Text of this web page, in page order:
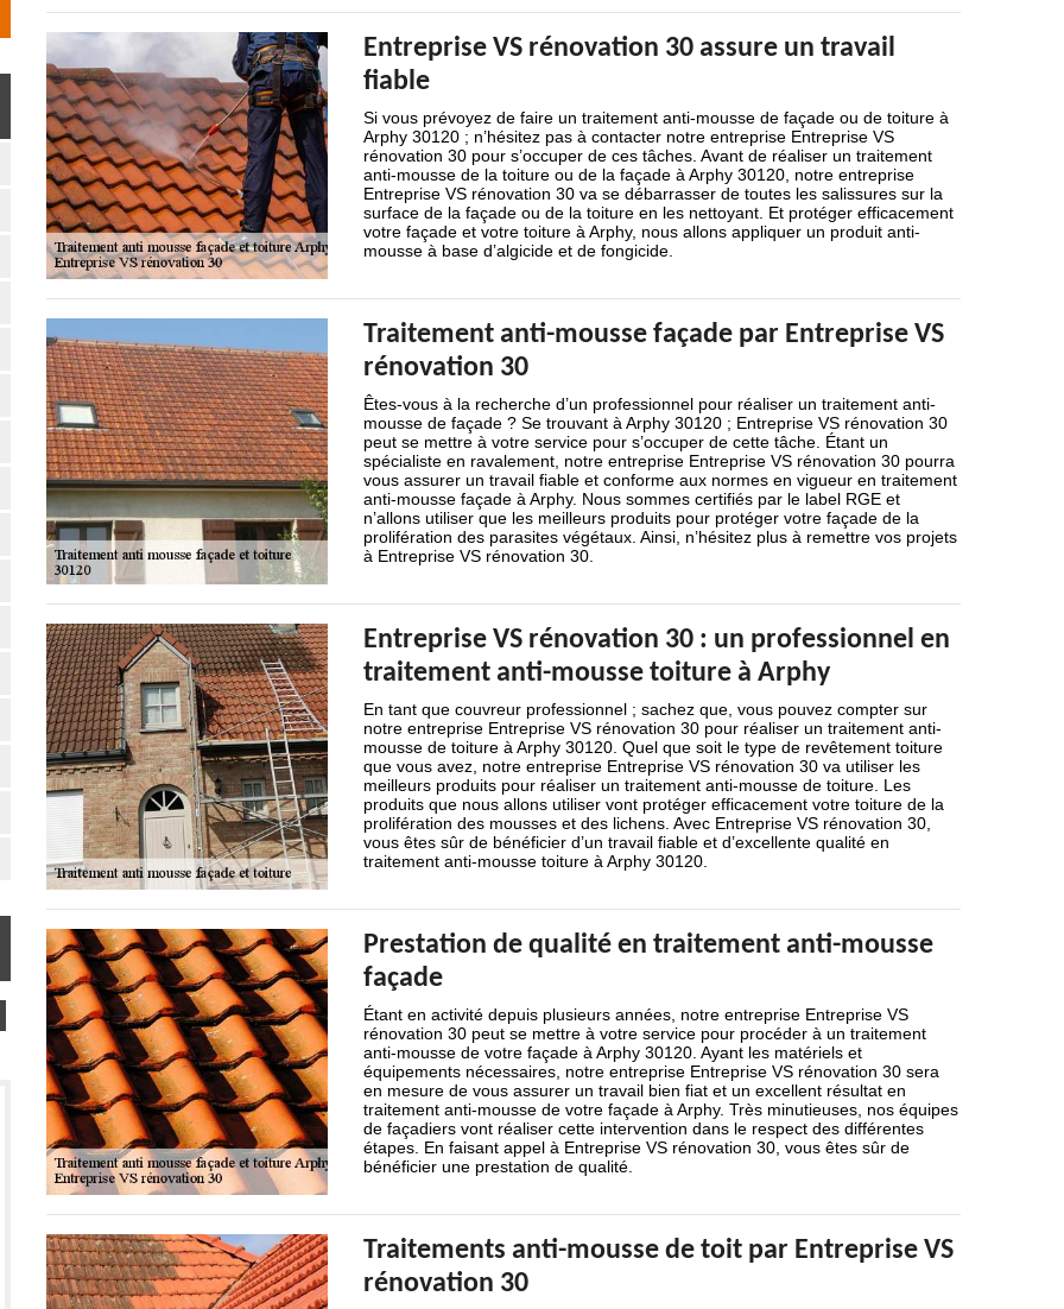
Entreprise VS rénovation 30 assure un travail
fiable
Si vous prévoyez de faire un traitement anti-mousse de façade ou de toiture à
Arphy 30120 ; n’hésitez pas à contacter notre entreprise Entreprise VS
rénovation 30 pour s’occuper de ces tâches. Avant de réaliser un traitement
anti-mousse de la toiture ou de la façade à Arphy 30120, notre entreprise
Entreprise VS rénovation 30 va se débarrasser de toutes les salissures sur la
surface de la façade ou de la toiture en les nettoyant. Et protéger efficacement
votre façade et votre toiture à Arphy, nous allons appliquer un produit anti-
mousse à base d’algicide et de fongicide.
Traitement anti-mousse façade par Entreprise VS
rénovation 30
Êtes-vous à la recherche d’un professionnel pour réaliser un traitement anti-
mousse de façade ? Se trouvant à Arphy 30120 ; Entreprise VS rénovation 30
peut se mettre à votre service pour s’occuper de cette tâche. Étant un
spécialiste en ravalement, notre entreprise Entreprise VS rénovation 30 pourra
vous assurer un travail fiable et conforme aux normes en vigueur en traitement
anti-mousse façade à Arphy. Nous sommes certifiés par le label RGE et
n’allons utiliser que les meilleurs produits pour protéger votre façade de la
prolifération des parasites végétaux. Ainsi, n’hésitez plus à remettre vos projets
à Entreprise VS rénovation 30.
Entreprise VS rénovation 30 : un professionnel en
traitement anti-mousse toiture à Arphy
En tant que couvreur professionnel ; sachez que, vous pouvez compter sur
notre entreprise Entreprise VS rénovation 30 pour réaliser un traitement anti-
mousse de toiture à Arphy 30120. Quel que soit le type de revêtement toiture
que vous avez, notre entreprise Entreprise VS rénovation 30 va utiliser les
meilleurs produits pour réaliser un traitement anti-mousse de toiture. Les
produits que nous allons utiliser vont protéger efficacement votre toiture de la
prolifération des mousses et des lichens. Avec Entreprise VS rénovation 30,
vous êtes sûr de bénéficier d’un travail fiable et d’excellente qualité en
traitement anti-mousse toiture à Arphy 30120.
Prestation de qualité en traitement anti-mousse
façade
Étant en activité depuis plusieurs années, notre entreprise Entreprise VS
rénovation 30 peut se mettre à votre service pour procéder à un traitement
anti-mousse de votre façade à Arphy 30120. Ayant les matériels et
équipements nécessaires, notre entreprise Entreprise VS rénovation 30 sera
en mesure de vous assurer un travail bien fiat et un excellent résultat en
traitement anti-mousse de votre façade à Arphy. Très minutieuses, nos équipes
de façadiers vont réaliser cette intervention dans le respect des différentes
étapes. En faisant appel à Entreprise VS rénovation 30, vous êtes sûr de
bénéficier une prestation de qualité.
Traitements anti-mousse de toit par Entreprise VS
rénovation 30